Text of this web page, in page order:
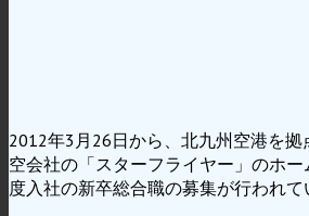
2012年3月26日から、北九州空港を
空会社の「スターフライヤー」のホ
度入社の新卒総合職の募集が行われて